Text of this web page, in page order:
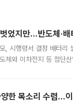
벗었지만…반도체·
, 시행령서 결정 배터
체와 이차전지 등 첨단
한 목소리 수렴…